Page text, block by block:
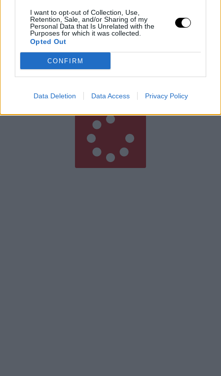
I want to opt-out of Collection, Use,
Retention, Sale, and/or Sharing of my
Personal Data that Is Unrelated with the
Purposes for which it was collected.
Opted Out
CONFIRM
Data Deletion Data Access Privacy Policy
Új Milliómosok Térképe: Hol Könnyű
Pénzt Szerezni 2025-ben?
Ki szeretne új milliomos lenni? Az Egyesült Államok
vezeti a listát, ahol 2025-ben több mint 441 ezer új
milliomos született, ami messze megelőzi a második
augusztus 9, 2026